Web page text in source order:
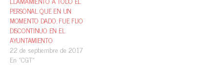
PERSONAL QUE EN UN
MOMENTO DADO, FUE FIJO
DISCONTINUO EN EL
AYUNTAMIENTO
22 de septiembre de 2017
En «CGT»